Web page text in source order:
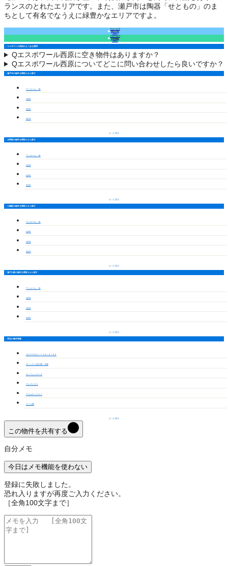
ランスのとれたエリアです。また、瀬戸市は陶器「せともの」のま
ちとして有名でなうえに緑豊かなエリアですよ。
フォームで
来店予約
（無料）
フォームで
空室確認
（無料）
エスポワール西原のよくある質問
Qエスポワール西原に空き物件はありますか？
Qエスポワール西原についてどこに問い合わせしたら良いですか？
瀬戸市の物件を間取りから探す
ワンルーム・1K
1LDK
2LDK
3LDK
もっと見る
水野駅の物件を間取りから探す
ワンルーム・1K
1LDK
2LDK
3LDK
もっと見る
三郷駅の物件を間取りから探す
ワンルーム・1K
1LDK
2LDK
3LDK
もっと見る
瀬戸口駅の物件を間取りから探す
ワンルーム・1K
1LDK
2LDK
3LDK
もっと見る
周辺の物件情報
ＱＵＥＥＮＣＩＴＹＨＩＳＩＮＯ
サンシティ佐久間 Ｂ棟
サンフォンテーヌ
クレスト９１
アルカディア２１
さくら館
もっと見る
この物件を共有する
自分メモ
今日はメモ機能を使わない
登録に失敗しました。
恐れ入りますが再度ご入力ください。
［全角100文字まで］